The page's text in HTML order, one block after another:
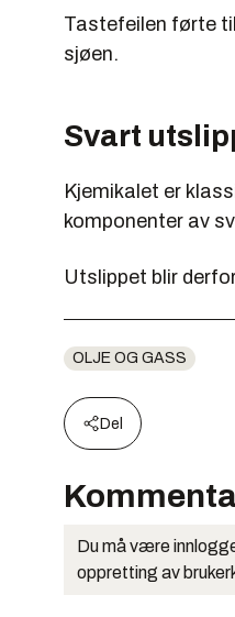
Tastefeilen førte
sjøen.
Svart
Kjemikalet er
komponenter av
Utslippet blir
OLJE OG GASS
Del
Du må være
oppretting av